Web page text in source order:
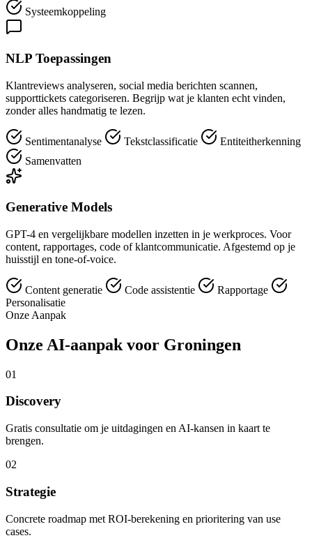
Systeemkoppeling
NLP Toepassingen
Klantreviews analyseren, social media berichten scannen,
supporttickets categoriseren. Begrijp wat je klanten echt vinden,
zonder alles handmatig te lezen.
Sentimentanalyse Tekstclassificatie
Entiteitherkenning
Samenvatten
Generative Models
GPT-4 en vergelijkbare modellen inzetten in je werkproces. Voor
content, rapportages, code of klantcommunicatie. Afgestemd op je
huisstijl en tone-of-voice.
Content generatie Code assistentie
Rapportage
Personalisatie
Onze Aanpak
Onze AI-aanpak voor Groningen
01
Discovery
Gratis consultatie om je uitdagingen en AI-kansen in kaart te
brengen.
02
Strategie
Concrete roadmap met ROI-berekening en prioritering van use
cases.